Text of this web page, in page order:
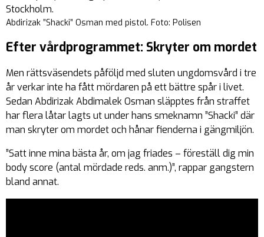
Stockholm.
Abdirizak ”Shacki” Osman med pistol. Foto: Polisen
Efter vårdprogrammet: Skryter om mordet
Men rättsväsendets påföljd med sluten ungdomsvård i tre
år verkar inte ha fått mördaren på ett bättre spår i livet.
Sedan Abdirizak Abdimalek Osman släpptes från straffet
har flera låtar lagts ut under hans smeknamn ”Shacki” där
man skryter om mordet och hånar fienderna i gängmiljön.
”Satt inne mina bästa år, om jag friades – föreställ dig min
body score (antal mördade reds. anm.)”, rappar gangstern
bland annat.